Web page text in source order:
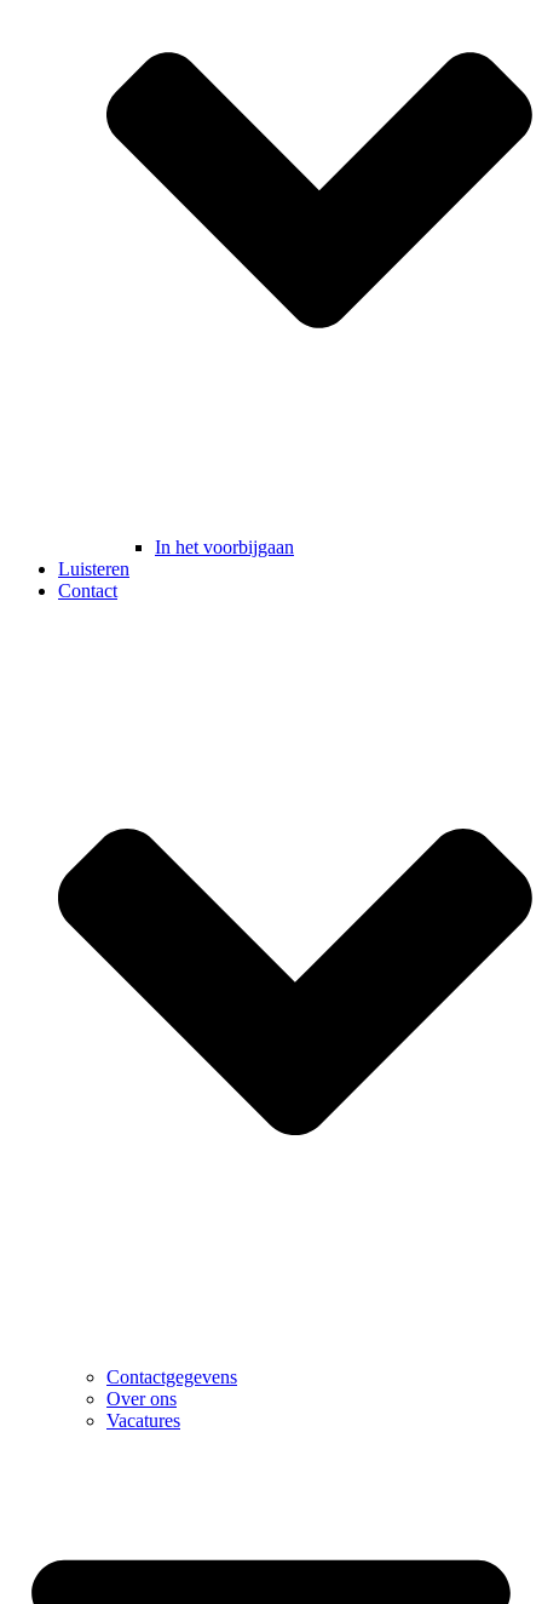
In het voorbijgaan
Luisteren
Contact
Contactgegevens
Over ons
Vacatures